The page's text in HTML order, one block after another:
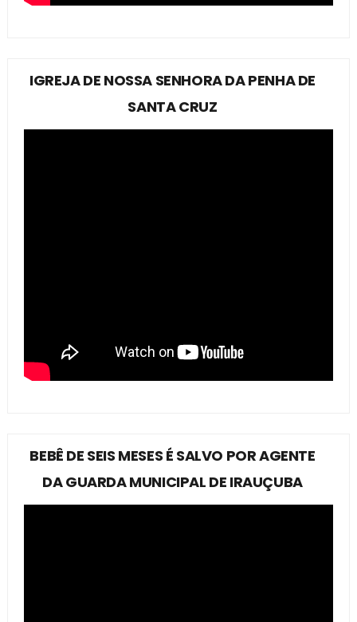
IGREJA DE NOSSA SENHORA DA PENHA DE
SANTA CRUZ
BEBÊ DE SEIS MESES É SALVO POR AGENTE
DA GUARDA MUNICIPAL DE IRAUÇUBA